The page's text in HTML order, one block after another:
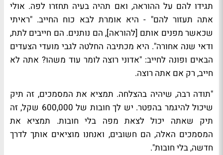
תגידו להם על ההוראה, ואם תהיה בעיה תחזרו לפה. אולי
אתה תעזור להם" - היא אומרת לבא כוח החייב. "ראיתי
שכאשר מפנים אותם [להוראה], הם נותנים. הם חייבים לתת,
ודאי שנה אחורה". היא מכתיבה החלטה לגבי מועדי הצעדים
הבאים ופונה לחייב: "אדוני רוצה לומר עוד משהו? אתה לא
חייב, רק אם אתה רוצה.
"תודה רבה, שיהיה בהצלחה. תמציא את המסמכים, זה תיק
שיכול להיגמר בהפטר. יש לך חובות של 600,000 שקל, זה
תיק שאתה יכול לצאת מפה בלי חובות. תמציא את
המסמכים האלה, הם חשובים, ואנחנו מוציאים אותך לדרך
חדשה, בלי חובות".